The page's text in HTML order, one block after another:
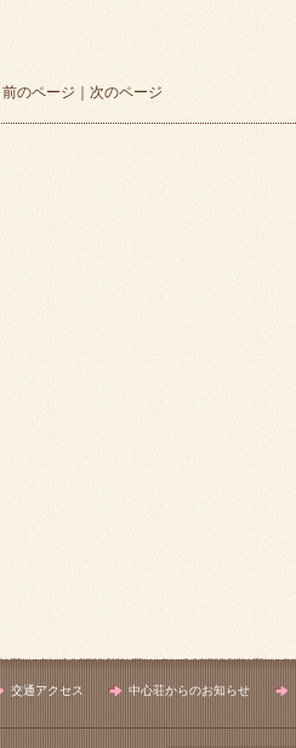
前のページ 次のページ
交通アクセス 中心荘からのお知らせ